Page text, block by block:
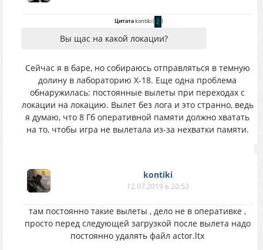
Цитатаkontiki( )
Вы щас на какой локации?
Сейчас я в баре, но собираюсь отправляться в темную
долину в лабораторию Х-18. Еще одна проблема
обнаружилась: постоянные вылеты при переходах с
локации на локацию. Вылет без лога и это странно, ведь
я думаю, что 8 Гб оперативной памяти должно хватать
на то, чтобы игра не вылетала из-за нехватки памяти.
kontiki
12.07.2019 в 20:53
там постоянно такие вылеты , дело не в оперативке ,
просто перед следующей загрузкой после вылета надо
постоянно удалять файл actor.ltx